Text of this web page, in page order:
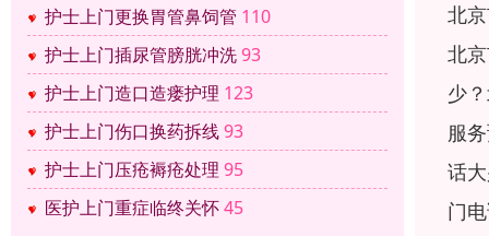
护士上门更换胃管鼻饲管 110
护士上门插尿管膀胱冲洗93
护士上门造口造瘘护理 123
护士上门伤口换药拆线93
护士上门压疮褥疮处理 95
医护上门重症临终关怀45
北
北
少
服
话
门